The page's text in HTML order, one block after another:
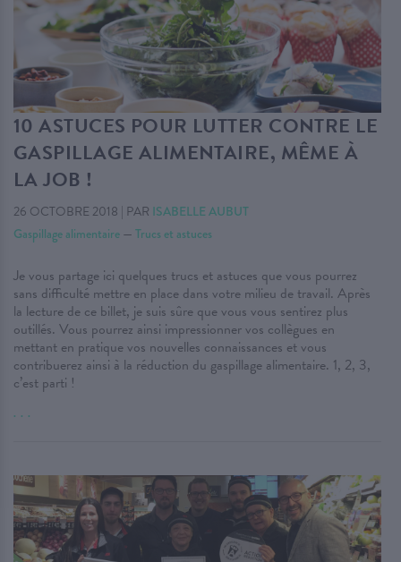
10 ASTUCES POUR LUTTER CONTRE LE
GASPILLAGE ALIMENTAIRE, MÊME À
LA JOB !
26 OCTOBRE 2018 | PAR ISABELLE AUBUT
Gaspillage alimentaire — Trucs et astuces
Je vous partage ici quelques trucs et astuces que vous pourrez
sans difficulté mettre en place dans votre milieu de travail. Après
la lecture de ce billet, je suis sûre que vous vous sentirez plus
outillés. Vous pourrez ainsi impressionner vos collègues en
mettant en pratique vos nouvelles connaissances et vous
contribuerez ainsi à la réduction du gaspillage alimentaire. 1, 2, 3,
c’est parti !
. . .